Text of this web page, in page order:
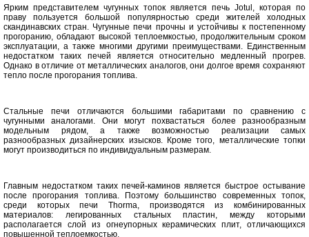
Ярким представителем чугунных топок является печь Jotul, которая по
праву пользуется большой популярностью среди жителей холодных
скандинавских стран. Чугунные печи прочны и устойчивы к постепенному
прогоранию, обладают высокой теплоемкостью, продолжительным сроком
эксплуатации, а также многими другими преимуществами. Единственным
недостатком таких печей является относительно медленный прогрев.
Однако в отличие от металлических аналогов, они долгое время сохраняют
тепло после прогорания топлива.
Стальные печи отличаются большими габаритами по сравнению с
чугунными аналогами. Они могут похвастаться более разнообразным
модельным рядом, а также возможностью реализации самых
разнообразных дизайнерских изысков. Кроме того, металлические топки
могут производиться по индивидуальным размерам.
Главным недостатком таких печей-каминов является быстрое остывание
после прогорания топлива. Поэтому большинство современных топок,
среди которых печи Thorma, производятся из комбинированных
материалов: легированных стальных пластин, между которыми
располагается слой из огнеупорных керамических плит, отличающихся
повышенной теплоемкостью.